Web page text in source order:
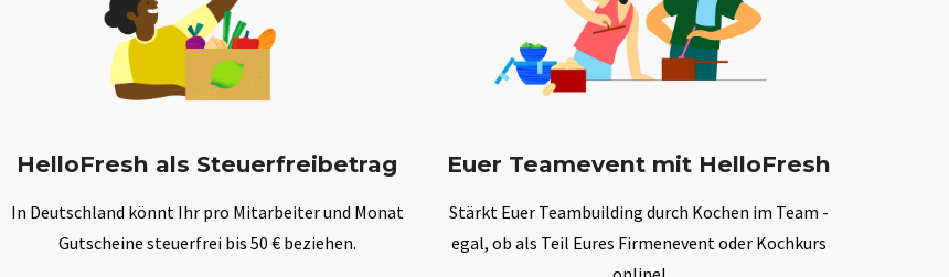
HelloFresh als Steuerfreibetrag
In Deutschland könnt Ihr pro Mitarbeiter und Monat
Gutscheine steuerfrei bis 50 € beziehen.
Euer Teamevent mit HelloFresh
Stärkt Euer Teambuilding durch Kochen im Team -
egal, ob als Teil Eures Firmenevent oder Kochkurs